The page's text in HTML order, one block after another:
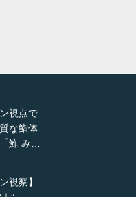
視点で
な鮨体
鮓 み…
視察】